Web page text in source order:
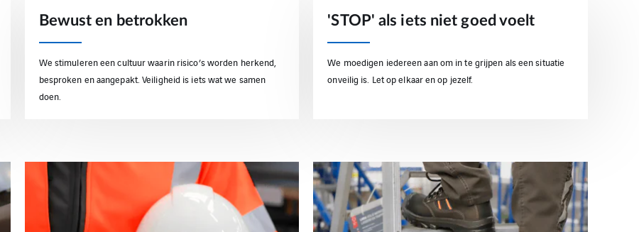
Bewust en betrokken
We stimuleren een cultuur waarin risico’s worden herkend,
besproken en aangepakt. Veiligheid is iets wat we samen
doen.
'STOP' als iets niet goed voelt
We moedigen iedereen aan om in te grijpen als een situatie
onveilig is. Let op elkaar en op jezelf.